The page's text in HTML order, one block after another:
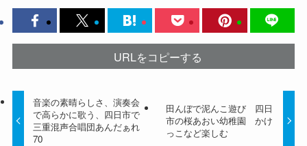
URLをコピーする
音楽の素晴らしさ、演奏会
で高らかに歌う、四日市で
三重混声合唱団あんだぁれ
70
田んぼで泥んこ遊び 四日
市の桜あおい幼稚園 かけ
っこなど楽しむ